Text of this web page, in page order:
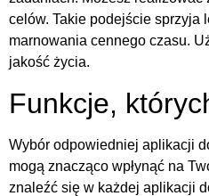
celów. Takie podejście sprzyja
marnowania cennego czasu.
jakość życia.
Funkcje,
Wybór odpowiedniej aplikacji
mogą znacząco wpłynąć na
znaleźć się w każdej aplikacji